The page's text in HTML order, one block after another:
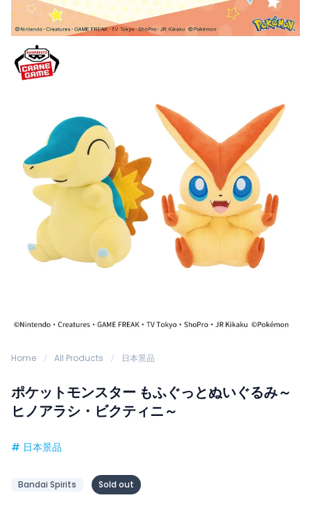
Home All Products 日本景品
ポケットモンスター もふぐっとぬいぐるみ～
ヒノアラシ・ビクティニ～
# 日本景品
Bandai Spirits Sold out